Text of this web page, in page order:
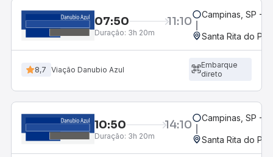
07:50 11:10
Duração: 3h 20m
Campinas, SP -
Santa Rita do
8,7 Viação Danubio Azul
Embarque
direto
10:50 14:10
Duração: 3h 20m
Campinas, SP -
Santa Rita do